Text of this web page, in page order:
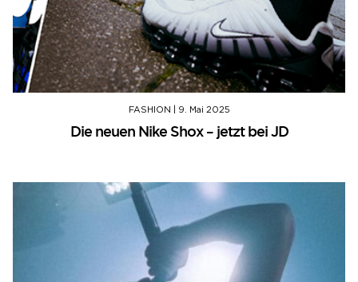
FASHION 9. Mai 2025
Die neuen Nike Shox – jetzt bei JD